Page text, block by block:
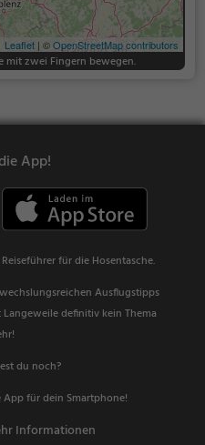
Leaflet | ©OpenStreetMap contributors
mit zwei Fingern bewegen.
App!
für die Hosentasche.
Ausflugstipps
definitiv kein Thema
du noch?
für dein Smartphone!
Informationen